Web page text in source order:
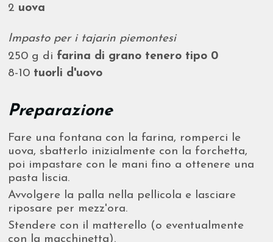
2 uova
Impasto per i tajarin piemontesi
250 g di farina di grano tenero tipo 0
8-10 tuorli d'uovo
Preparazione
Fare una fontana con la farina, romperci le
uova, sbatterlo inizialmente con la forchetta,
poi impastare con le mani fino a ottenere una
pasta liscia.
Avvolgere la palla nella pellicola e lasciare
riposare per mezz'ora.
Stendere con il matterello (o eventualmente
con la macchinetta).